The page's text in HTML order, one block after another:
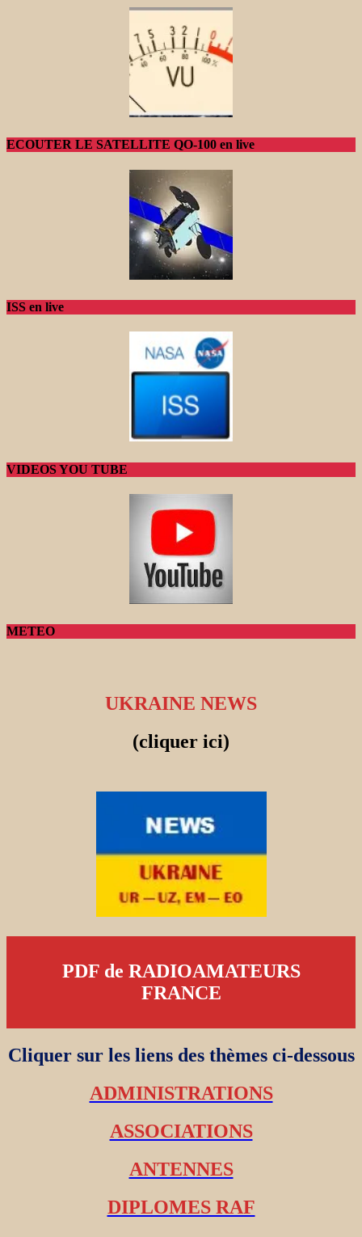
ECOUTER LE SATELLITE QO-100 en live
ISS en live
VIDEOS YOU TUBE
METEO
UKRAINE NEWS
(cliquer ici)
PDF de RADIOAMATEURS
FRANCE
Cliquer sur les liens des thèmes ci-dessous
ADMINISTRATIONS
ASSOCIATIONS
ANTENNES
DIPLOMES RAF